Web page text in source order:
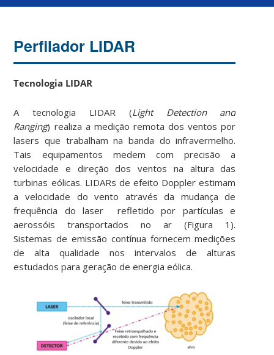
Perfilador LIDAR
Tecnologia LIDAR
A tecnologia LIDAR (Light Detection and
Ranging) realiza a medição remota dos ventos por
lasers que trabalham na banda do infravermelho.
Tais equipamentos medem com precisão a
velocidade e direção dos ventos na altura das
turbinas eólicas. LIDARs de efeito Doppler estimam
a velocidade do vento através da mudança de
frequência do laser refletido por partículas e
aerossóis transportados no ar (Figura 1).
Sistemas de emissão contínua fornecem medições
de alta qualidade nos intervalos de alturas
estudados para geração de energia eólica.